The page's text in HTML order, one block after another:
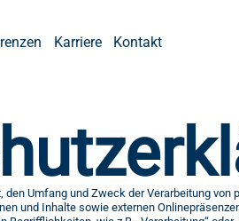
Karriere Kontakt
Umfang und Zweck der Verarbeitung
und Inhalte sowie externen